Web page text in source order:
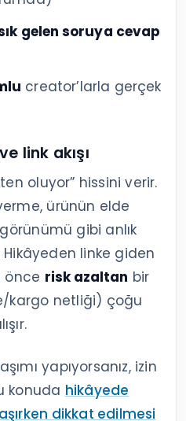
gelen soruya cevap
creator’larla gerçek
link akışı
oluyor” hissini verir.
ürünün elde
gibi anlık
Hikâyeden linke giden
önce risk azaltan bir
kargo netliği) çoğu
yapıyorsanız, izin
konuda hikâyede
dikkat edilmesi